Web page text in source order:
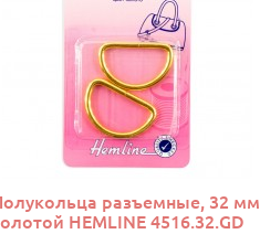
разъемные, 32 мм
HEMLINE 4516.32.GD